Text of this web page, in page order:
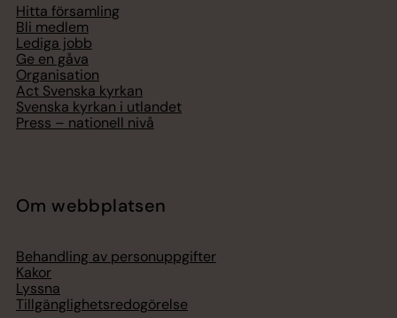
Hitta församling
Bli medlem
Lediga jobb
Ge en gåva
Organisation
Act Svenska kyrkan
Svenska kyrkan i utlandet
Press – nationell nivå
Om webbplatsen
Behandling av personuppgifter
Kakor
Lyssna
Tillgänglighetsredogörelse